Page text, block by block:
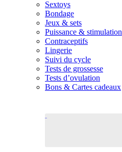
Sextoys
Bondage
Jeux & sets
Puissance & stimulation
Contraceptifs
Lingerie
Suivi du cycle
Tests de grossesse
Tests d’ovulation
Bons & Cartes cadeaux